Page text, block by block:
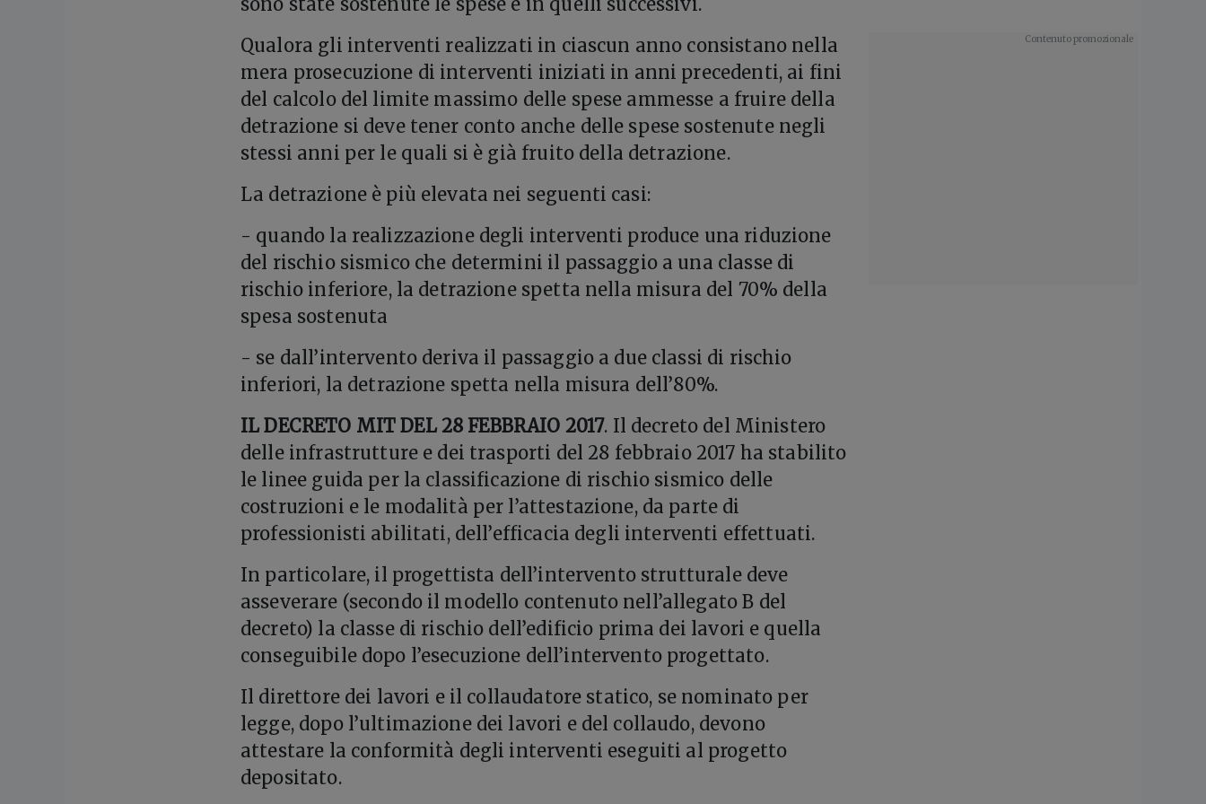
Qualora gli interventi realizzati in ciascun anno consistano nella
mera prosecuzione di interventi iniziati in anni precedenti, ai fini
del calcolo del limite massimo delle spese ammesse a fruire della
detrazione si deve tener conto anche delle spese sostenute negli
stessi anni per le quali si è già fruito della detrazione.
La detrazione è più elevata nei seguenti casi:
- quando la realizzazione degli interventi produce una riduzione
del rischio sismico che determini il passaggio a una classe di
rischio inferiore, la detrazione spetta nella misura del 70% della
spesa sostenuta
- se dall’intervento deriva il passaggio a due classi di rischio
inferiori, la detrazione spetta nella misura dell’80%.
IL DECRETO MIT DEL 28 FEBBRAIO 2017. Il decreto del Ministero
delle infrastrutture e dei trasporti del 28 febbraio 2017 ha stabilito
le linee guida per la classificazione di rischio sismico delle
costruzioni e le modalità per l’attestazione, da parte di
professionisti abilitati, dell’efficacia degli interventi effettuati.
In particolare, il progettista dell’intervento strutturale deve
asseverare (secondo il modello contenuto nell’allegato B del
decreto) la classe di rischio dell’edificio prima dei lavori e quella
conseguibile dopo l’esecuzione dell’intervento progettato.
Il direttore dei lavori e il collaudatore statico, se nominato per
legge, dopo l’ultimazione dei lavori e del collaudo, devono
attestare la conformità degli interventi eseguiti al progetto
depositato.